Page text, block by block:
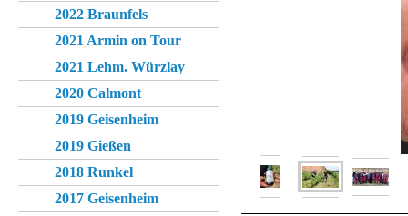
2022 Braunfels
2021 Armin on Tour
2021 Lehm. Würzlay
2020 Calmont
2019 Geisenheim
2019 Gießen
2018 Runkel
2017 Geisenheim